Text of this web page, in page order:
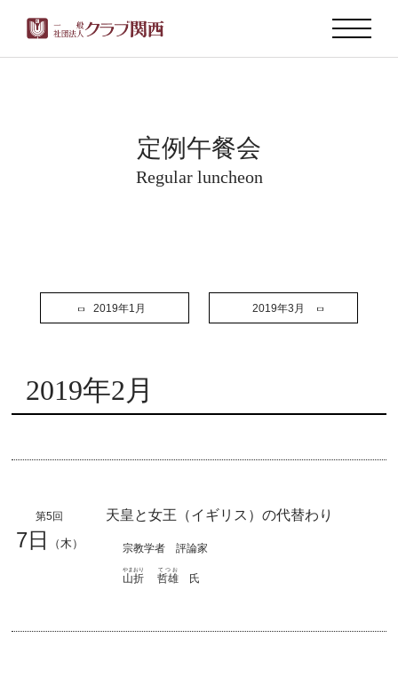
定例午餐会
Regular luncheon
2019年1月 2019年3月
2019年2月
第5回
7日 （木）
天皇と女王（イギリス）の代替わり
宗教学者 評論家
山折
やまおり
哲雄
てつお
氏